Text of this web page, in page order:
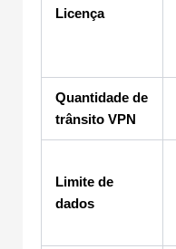
Licença
Quantidade de
trânsito VPN
Limite de
dados